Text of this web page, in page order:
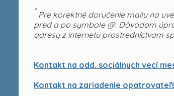
* Pre korektné doručenie mailu na
pred a po symbole @. Dôvodom
adresy z internetu prostredníctvom
Kontakt na odd. sociálnych vecí
Kontakt na zariadenie